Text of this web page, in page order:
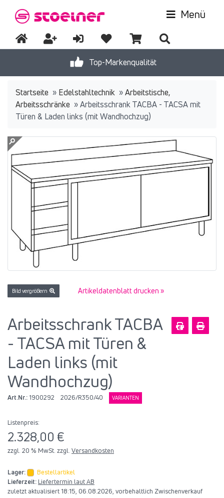
Top-Markenqualität
Menü
Startseite » Edelstahltechnik »Arbeitstische,
Arbeitsschränke »Arbeitsschrank TACBA - TACSA mit
Türen & Laden links (mit Wandhochzug)
Bild vergrößern Artikeldatenblatt drucken »
Arbeitsschrank TACBA
- TACSA mit Türen &
Laden links (mit
Wandhochzug)
Art.Nr.: 1900292 2026/R350/40 VARIANTEN
Listenpreis:
2.328,00 €
zzgl. 20 % MwSt. zzgl. Versandkosten
Lager:
Bestellartikel
Lieferzeit: Liefertermin laut AB
zuletzt aktualisiert 18:15, 06.08.2026, vorbehaltlich Zwischenverkauf